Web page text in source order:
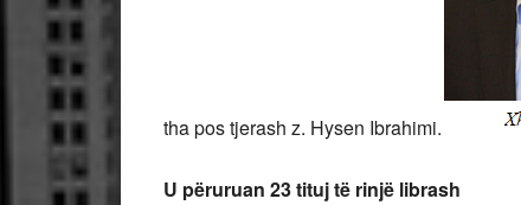
tha pos tjerash z. Hysen Ibrahimi.
U përuruan 23 tituj të rinjë librash